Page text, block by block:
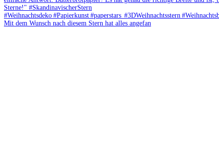
Mit dem Wunsch nach diesem Stern hat alles angefan